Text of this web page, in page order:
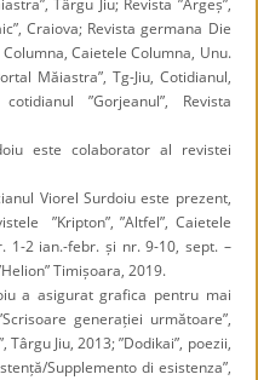
Târgu Jiu; Revista ”Argeș”,
Craiova; Revista germana Die
Caietele Columna, Unu.
Măiastra”, Tg-Jiu, Cotidianul,
”Gorjeanul”, Revista
este colaborator al revistei
Viorel Surdoiu este prezent,
”Kripton”, ”Altfel”, Caietele
1-2 ian.-febr. și nr. 9-10, sept. –
Timișoara, 2019.
a asigurat grafica pentru mai
generației următoare”,
Jiu, 2013; ”Dodikai”, poezii,
Supplemento di esistenza”,